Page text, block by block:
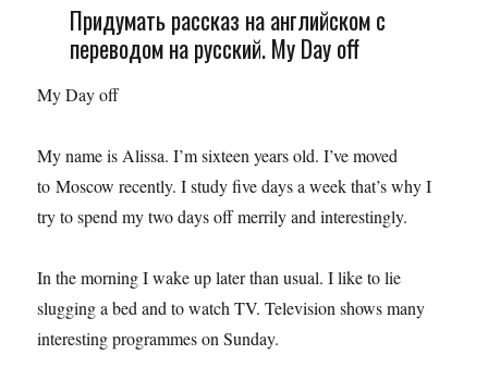
Придумать рассказ на английском с
переводом на русский. My Day off
My Day off
My name is Alissa. I’m sixteen years old. I’ve moved
to Moscow recently. I study five days a week that’s why I
try to spend my two days off merrily and interestingly.
In the morning I wake up later than usual. I like to lie
slugging a bed and to watch TV. Television shows many
interesting programmes on Sunday.